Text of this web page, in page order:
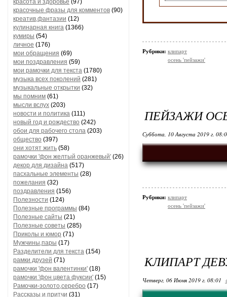
красота и здоровье (97)
красочные фразы для комментов (90)
креатив,фантазии (12)
кулинарная книга (1366)
кумиры (54)
личное (176)
мои обращения (69)
мои поздравления (59)
мои рамочки для текста (1780)
музыка всех поколений (281)
музыкальные открытки (32)
мы помним (61)
мысли вслух (203)
новости и политика (111)
новый год и рождество (242)
обои для рабочего стола (203)
общество (397)
они хотят жить (58)
рамочки 'фон желтый оранжевый' (26)
декор для дизайна (517)
пасхальные элементы (28)
пожелания (32)
поздравления (156)
Полезности (124)
Полезные программы (84)
Полезные сайты (21)
Полезные советы (285)
Приколы и юмор (71)
Мужчины,пары (17)
Разделители для текста (154)
рамки друзей (71)
рамочки 'фон валентинки' (18)
рамочки 'фон цвета фуксии' (15)
Рамочки-золото,серебро (17)
Рассказы и притчи (31)
Рубрики: клипарт
осень 'пейзажи'
ПЕЙЗАЖИ
Суббота, 10 Августа 2019 г.
Рубрики: клипарт
осень 'пейзажи'
КЛИПАРТ
Четверг, 06 Июня 2019 г. 08:01